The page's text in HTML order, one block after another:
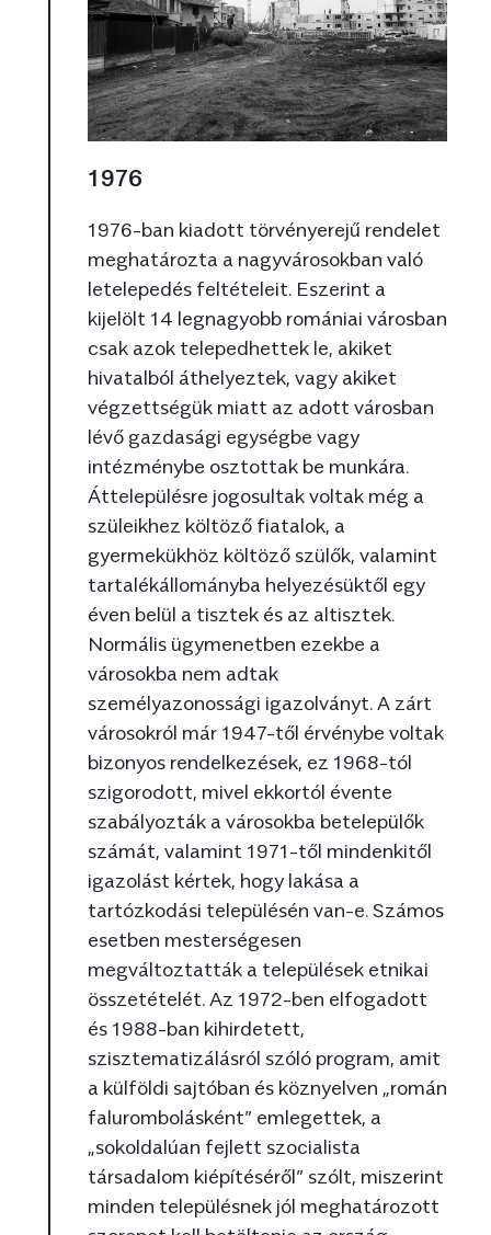
1976
1976-ban kiadott törvényerejű rendelet
meghatározta a nagyvárosokban való
letelepedés feltételeit. Eszerint a
kijelölt 14 legnagyobb romániai városban
csak azok telepedhettek le, akiket
hivatalból áthelyeztek, vagy akiket
végzettségük miatt az adott városban
lévő gazdasági egységbe vagy
intézménybe osztottak be munkára.
Áttelepülésre jogosultak voltak még a
szüleikhez költöző fiatalok, a
gyermekükhöz költöző szülők, valamint
tartalékállományba helyezésüktől egy
éven belül a tisztek és az altisztek.
Normális ügymenetben ezekbe a
városokba nem adtak
személyazonossági igazolványt. A zárt
városokról már 1947-től érvénybe voltak
bizonyos rendelkezések, ez 1968-tól
szigorodott, mivel ekkortól évente
szabályozták a városokba betelepülők
számát, valamint 1971-től mindenkitől
igazolást kértek, hogy lakása a
tartózkodási településén van-e. Számos
esetben mesterségesen
megváltoztatták a települések etnikai
összetételét. Az 1972-ben elfogadott
és 1988-ban kihirdetett,
szisztematizálásról szóló program, amit
a külföldi sajtóban és köznyelven „román
falurombolásként” emlegettek, a
„sokoldalúan fejlett szocialista
társadalom kiépítéséről” szólt, miszerint
minden településnek jól meghatározott